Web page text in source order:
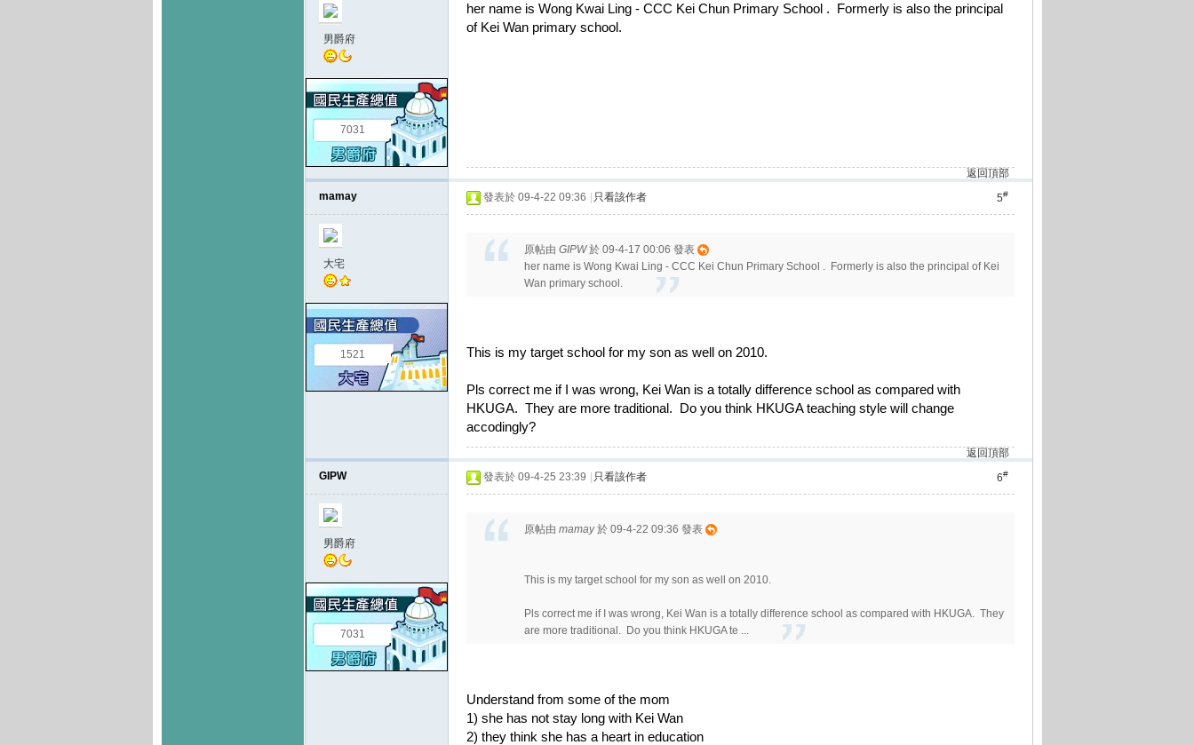
男爵府
7031
her name is Wong Kwai Ling - CCC Kei Chun Primary School . Formerly is also the principal
of Kei Wan primary school.
返回頂部
mamay
大宅
1521
5#
發表於 09-4-22 09:36 只看該作者
原帖由 GIPW於 09-4-17 00:06 發表
her name is Wong Kwai Ling - CCC Kei Chun Primary School . Formerly is also the principal of Kei
Wan primary school.
This is my target school for my son as well on 2010.
Pls correct me if I was wrong, Kei Wan is a totally difference school as compared with
HKUGA. They are more traditional. Do you think HKUGA teaching style will change
accodingly?
返回頂部
GIPW
男爵府
7031
6#
發表於 09-4-25 23:39 只看該作者
原帖由 mamay於 09-4-22 09:36 發表
This is my target school for my son as well on 2010.
Pls correct me if I was wrong, Kei Wan is a totally difference school as compared with HKUGA. They
are more traditional. Do you think HKUGA te ...
Understand from some of the mom
1) she has not stay long with Kei Wan
2) they think she has a heart in education